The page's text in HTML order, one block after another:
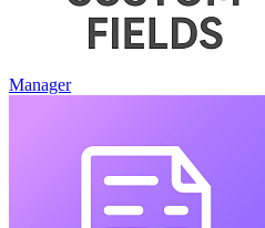
Manager